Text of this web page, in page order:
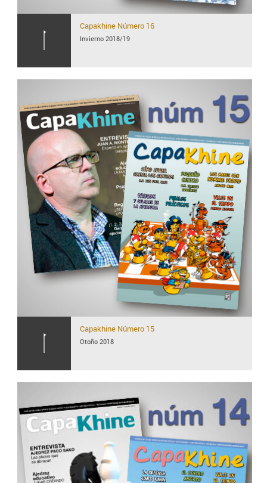
Capakhine Número 16
Invierno 2018/19
Capakhine Número 15
Otoño 2018